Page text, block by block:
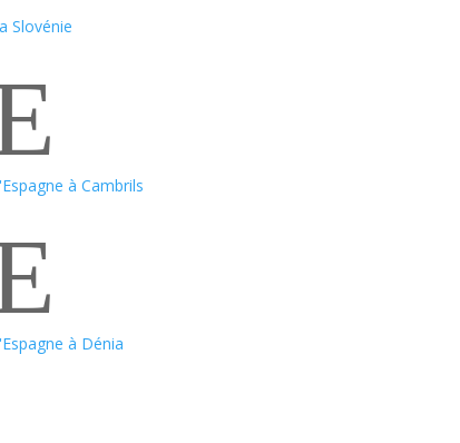
Slovénie
à Cambrils
à Dénia